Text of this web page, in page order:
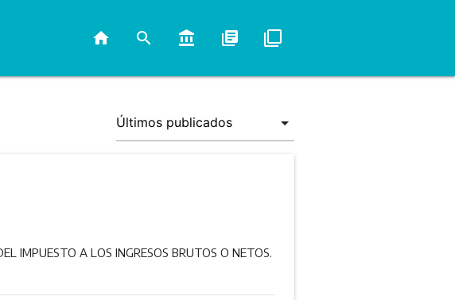
home search account_balance library_books filter_none
IMPUESTO A LOS INGRESOS BRUTOS O NETOS.